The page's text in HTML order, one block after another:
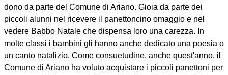
dono da parte del Comune di Ariano. Gioia da parte dei
piccoli alunni nel ricevere il panettoncino omaggio e nel
vedere Babbo Natale che dispensa loro una carezza. In
molte classi i bambini gli hanno anche dedicato una poesia o
un canto natalizio. Come consuetudine, anche quest'anno, il
Comune di Ariano ha voluto acquistare i piccoli panettoni per